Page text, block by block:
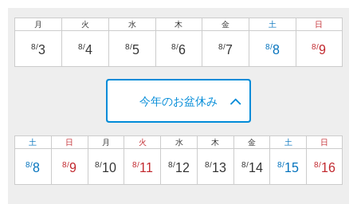
月
8/3
火
8/4
水
8/5
木
8/6
金
8/7
土
8/8
日
8/9
今年のお盆休み
土
8/8
日
8/9
月
8/10
火
8/11
水
8/12
木
8/13
金
8/14
土
8/15
日
8/16